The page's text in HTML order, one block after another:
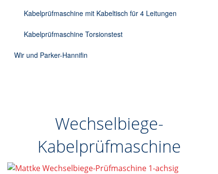
Kabelprüfmaschine mit Kabeltisch für 4 Leitungen
Kabelprüfmaschine Torsionstest
Wir und Parker-Hannifin
Wechselbiege-
Kabelprüfmaschine